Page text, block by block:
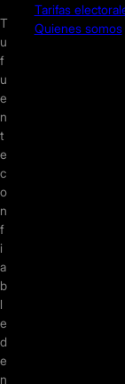
T
u
f
u
e
n
t
e
c
o
n
f
i
a
b
l
e
d
e
n
Tarifas
Quienes somos